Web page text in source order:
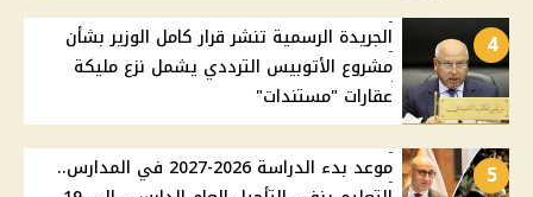
4
الجريدة الرسمية تنشر قرار كامل الوزير بشأن
مشروع الأتوبيس الترددي يشمل نزع مليكة
عقارات "مستندات"
5
موعد بدء الدراسة 2026-2027 في المدارس..